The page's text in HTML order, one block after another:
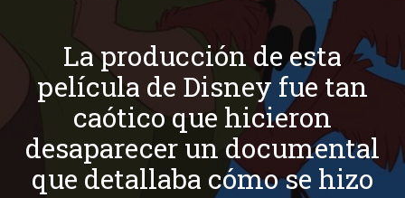
La producción de esta
película de Disney fue tan
caótico que hicieron
desaparecer un documental
que detallaba cómo se hizo